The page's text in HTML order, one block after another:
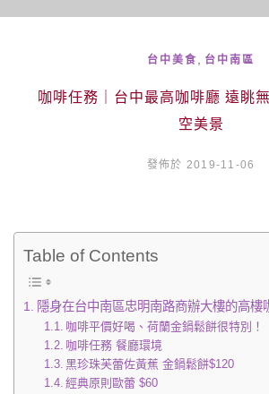
台中美食 台中南區
咖啡任務｜台中最高咖啡廳 遠眺
空美景
發佈於 2019-11-06
Table of Contents
隱身在台中南區忠明南路商辦大樓的高樓
咖啡平價好喝、荷蘭金鍋鬆餅很特別！
咖啡任務 餐廳環境
黑珍珠芙蕾佐黃蕉 金鍋鬆餅$120
經典原則歐蕾 $60